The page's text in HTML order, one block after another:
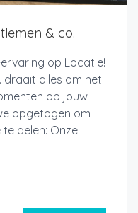
& co.
op Locatie!
draait alles om het
op jouw
opgetogen om
delen: Onze